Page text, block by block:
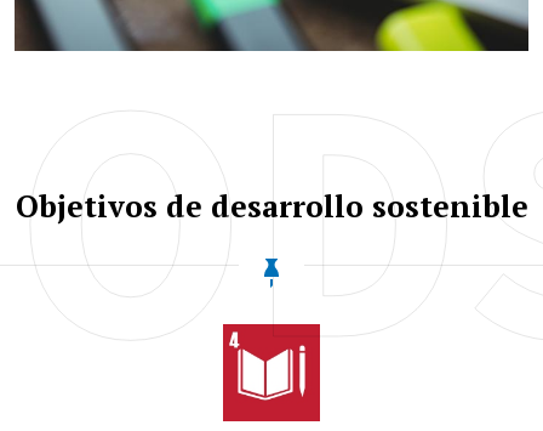
Objetivos de desarrollo sostenible